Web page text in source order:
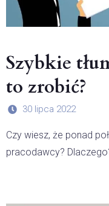
Szybkie
to zrobić?
30 lipca 2022
Czy wiesz, że ponad
pracodawcy?